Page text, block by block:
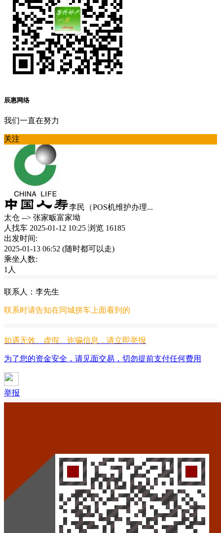
辰惠网络
我们一直在努力
关注
李民（POS机维护办理...
太仓 --> 张家畈富家坳
人找车 2025-01-12 10:25 浏览 16185
出发时间:
2025-01-13 06:52 (随时都可以走)
乘坐人数:
1人
联系人：李先生
联系时请告知在同城拼车 上面看到的
如遇无效、虚假、诈骗信息，请立即举报
为了您的资金安全，请见面交易，切勿提前支付任何费用
举报